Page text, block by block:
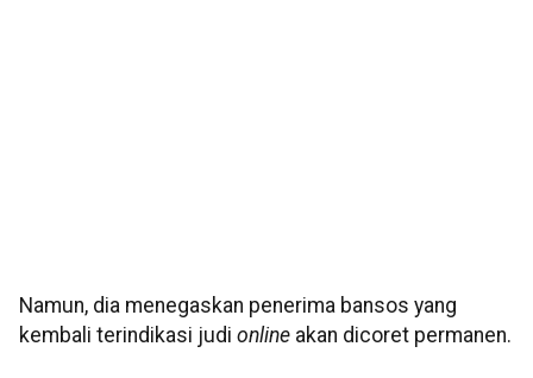
Namun, dia menegaskan penerima bansos yang
kembali terindikasi judi online akan dicoret permanen.